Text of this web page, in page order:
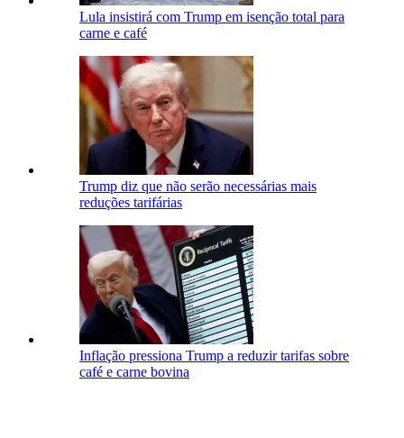
Lula insistirá com Trump em isenção total para
carne e café
Trump diz que não serão necessárias mais
reduções tarifárias
Inflação pressiona Trump a reduzir tarifas sobre
café e carne bovina